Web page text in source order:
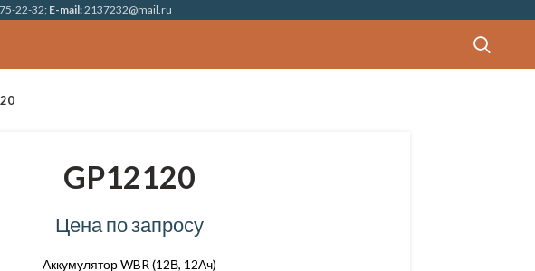
22-32; E-mail:2137232@mail.ru
GP12120
Цена по запросу
Аккумулятор WBR (12В, 12Ач)